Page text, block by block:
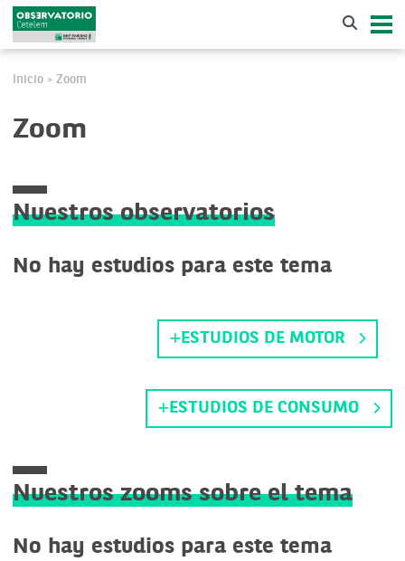
Inicio > Zoom
Zoom
Nuestros observatorios
No hay estudios para este tema
ESTUDIOS DE MOTOR
ESTUDIOS DE CONSUMO
Nuestros zooms sobre el tema
No hay estudios para este tema